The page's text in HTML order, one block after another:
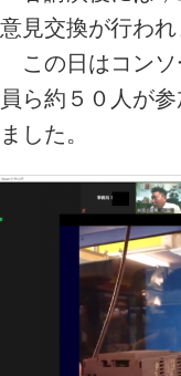
意見交換が行われ
この日はコンソ
員ら約５０人が
ました。